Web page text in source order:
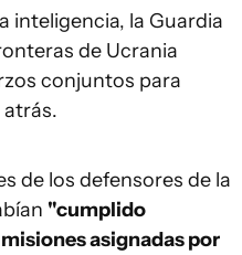
inteligencia, la Guardia
de Ucrania
conjuntos para
atrás.
de los defensores de la
"cumplido
asignadas por